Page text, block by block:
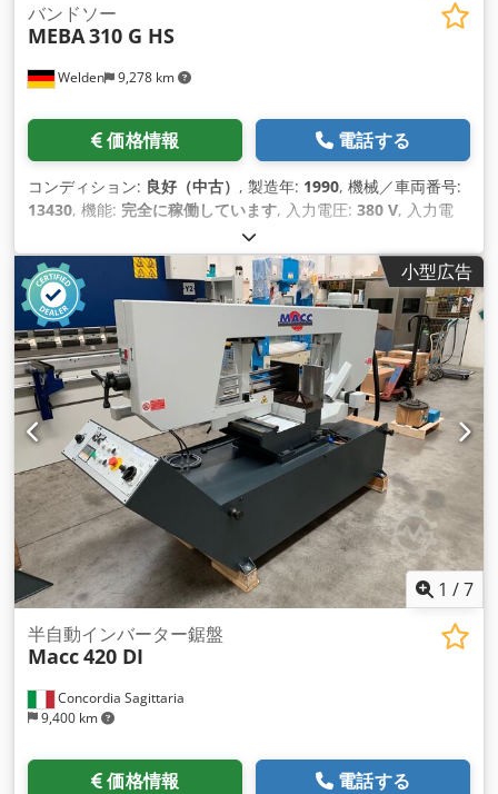
Welden 9,278 km
バンドソー
MEBA310 G HS
価格情報 電話する
コンディション: 良好（中古） , 製造年: 1990, 機械／車両番号:
13430, 機能: 完全に稼働しています, 入力電圧: 380 V, 入力電
50 ヘルツ, 最大切断幅:
囲:90 °,
小型広告
1 /7
Concordia Sagittaria
9,400 km
半自動インバーター鋸盤
Macc420 DI
価格情報 電話する